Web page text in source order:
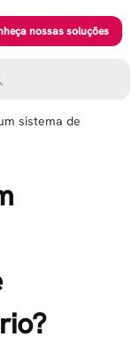
nossas soluções
sistema de